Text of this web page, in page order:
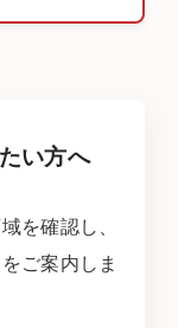
い方へ
を確認し、
ご案内しま